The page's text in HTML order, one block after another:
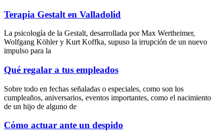
Terapia Gestalt en Valladolid
La psicología de la Gestalt, desarrollada por Max Wertheimer,
Wolfgang Köhler y Kurt Koffka, supuso la irrupción de un nuevo
impulso para la
Qué regalar a tus empleados
Sobre todo en fechas señaladas o especiales, como son los
cumpleaños, aniversarios, eventos importantes, como el nacimiento
de un hijo de alguno de
Cómo actuar ante un despido